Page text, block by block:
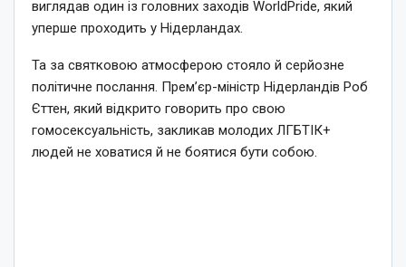
виглядав один із головних заходів WorldPride, який
уперше проходить у Нідерландах.
Та за святковою атмосферою стояло й серйозне
політичне послання. Прем’єр-міністр Нідерландів Роб
Єттен, який відкрито говорить про свою
гомосексуальність, закликав молодих ЛГБТІК+
людей не ховатися й не боятися бути собою.